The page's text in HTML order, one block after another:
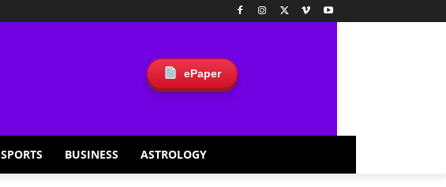
ePaper
SPORTS BUSINESS ASTROLOGY